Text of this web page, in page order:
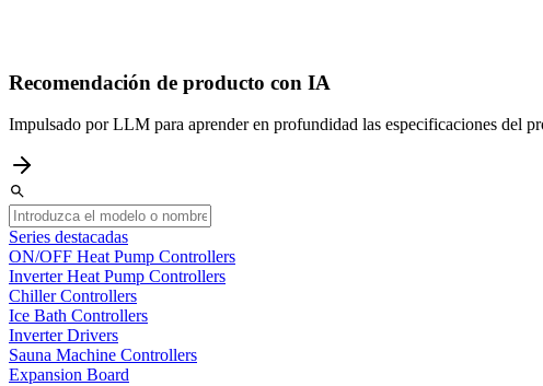
Recomendación de producto con IA
Impulsado por LLM para aprender en profundidad las especificaciones del
Series destacadas
ON/OFF Heat Pump Controllers
Inverter Heat Pump Controllers
Chiller Controllers
Ice Bath Controllers
Inverter Drivers
Sauna Machine Controllers
Expansion Board